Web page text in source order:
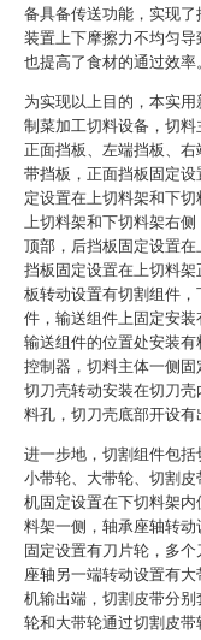
备具备传送功能，实现
装置上下摩擦力不均匀
也提高了食材的通过效率
为实现以上目的，本实
制菜加工切料设备，切料
正面挡板、左端挡板、
带挡板，正面挡板固定
定设置在上切料架和下
上切料架和下切料架右
顶部，后挡板固定设置
挡板固定设置在上切料
板转动设置有切割组件
件，输送组件上固定安
输送组件的位置处安装
控制器，切料主体一侧
切刀壳转动安装在切刀
料孔，切刀壳底部开设有
进一步地，切割组件包括
小带轮、大带轮、切割
机固定设置在下切料架
料架一侧，轴承座轴转
固定设置有刀片轮，多
座轴另一端转动设置有
机输出端，切割皮带分
轮和大带轮通过切割皮带